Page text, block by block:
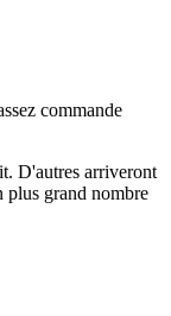
commande
D'autres arriveront
plus grand nombre